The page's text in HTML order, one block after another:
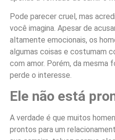
Pode parecer cruel, mas
você imagina. Apesar de
altamente emocionais, os
algumas coisas e costumam
com amor. Porém, da mesma
perde o interesse.
Ele não está
A verdade é que muitos
prontos para um